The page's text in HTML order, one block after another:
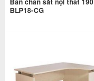
BLP18-CG